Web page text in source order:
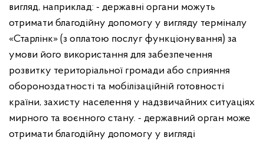
вигляд, наприклад: - державні органи можуть
отримати благодійну допомогу у вигляду терміналу
«Старлінк» (з оплатою послуг функціонування) за
умови його використання для забезпечення
розвитку територіальної громади або сприяння
обороноздатності та мобілізаційній готовності
країни, захисту населення у надзвичайних ситуаціях
мирного та воєнного стану. - державний орган може
отримати благодійну допомогу у вигляді